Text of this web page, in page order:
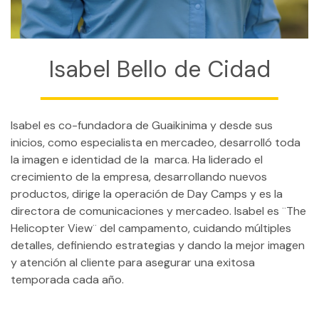
Isabel Bello de Cidad
Isabel es co-fundadora de Guaikinima y desde sus
inicios, como especialista en mercadeo, desarrolló toda
la imagen e identidad de la marca. Ha liderado el
crecimiento de la empresa, desarrollando nuevos
productos, dirige la operación de Day Camps y es la
directora de comunicaciones y mercadeo. Isabel es ¨The
Helicopter View¨ del campamento, cuidando múltiples
detalles, definiendo estrategias y dando la mejor imagen
y atención al cliente para asegurar una exitosa
temporada cada año.